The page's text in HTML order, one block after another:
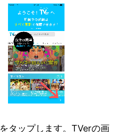
をタップします。TVerの画